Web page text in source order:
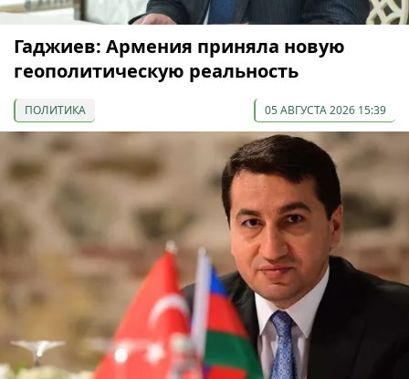
Гаджиев: Армения приняла новую
геополитическую реальность
ПОЛИТИКА 05 АВГУСТА 2026 15:39